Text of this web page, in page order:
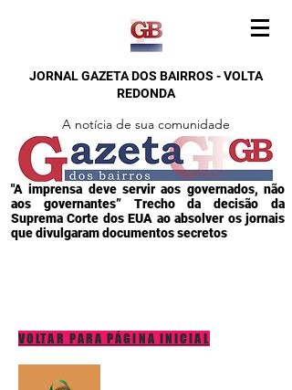
JORNAL GAZETA DOS BAIRROS - VOLTA
REDONDA
A notícia de sua comunidade
"A imprensa deve servir aos governados, não
aos governantes” Trecho da decisão da
Suprema Corte dos EUA ao absolver os jornais
que divulgaram documentos secretos
VOLTAR PARA PÁGINA INICIAL